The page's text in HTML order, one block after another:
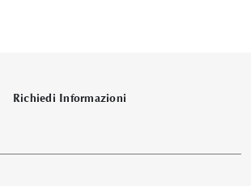
Richiedi Informazioni